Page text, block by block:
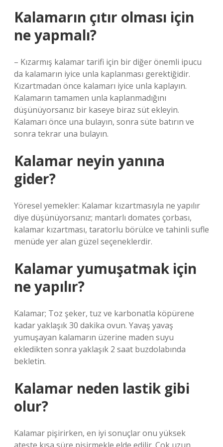
Kalamarın çıtır olması için
ne yapmalı?
– Kızarmış kalamar tarifi için bir diğer önemli ipucu
da kalamarın iyice unla kaplanması gerektiğidir.
Kızartmadan önce kalamarı iyice unla kaplayın.
Kalamarın tamamen unla kaplanmadığını
düşünüyorsanız bir kaseye biraz süt ekleyin.
Kalamarı önce una bulayın, sonra süte batırın ve
sonra tekrar una bulayın.
Kalamar neyin yanına
gider?
Yöresel yemekler: Kalamar kızartmasıyla ne yapılır
diye düşünüyorsanız; mantarlı domates çorbası,
kalamar kızartması, taratorlu börülce ve tahinli sufle
menüde yer alan güzel seçeneklerdir.
Kalamar yumuşatmak için
ne yapılır?
Kalamar; Toz şeker, tuz ve karbonatla köpürene
kadar yaklaşık 30 dakika ovun. Yavaş yavaş
yumuşayan kalamarın üzerine maden suyu
ekledikten sonra yaklaşık 2 saat buzdolabında
bekletin.
Kalamar neden lastik gibi
olur?
Kalamar pişirirken, en iyi sonuçlar onu yüksek